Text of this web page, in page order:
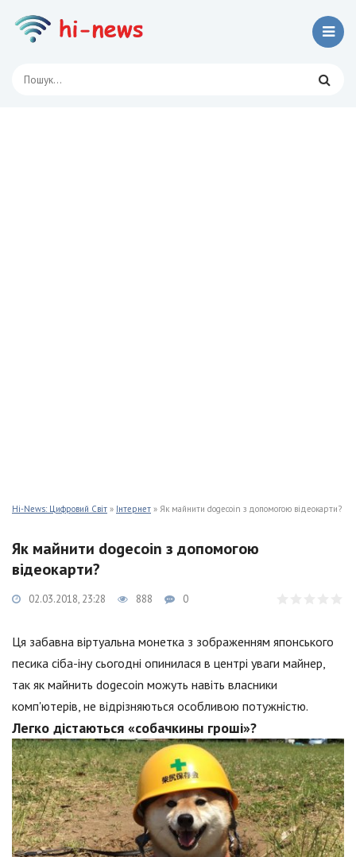
Hi-News: Цифровий Світ » Інтернет » Як майнити dogecoin з допомогою відеокарти?
Як майнити dogecoin з допомогою
відеокарти?
02.03.2018, 23:28 888 0
Ця забавна віртуальна монетка з зображенням японського
песика сіба-іну сьогодні опинилася в центрі уваги майнер,
так як майнить dogecoin можуть навіть власники
комп'ютерів, не відрізняються особливою потужністю.
Легко дістаються «собачкины гроші»?